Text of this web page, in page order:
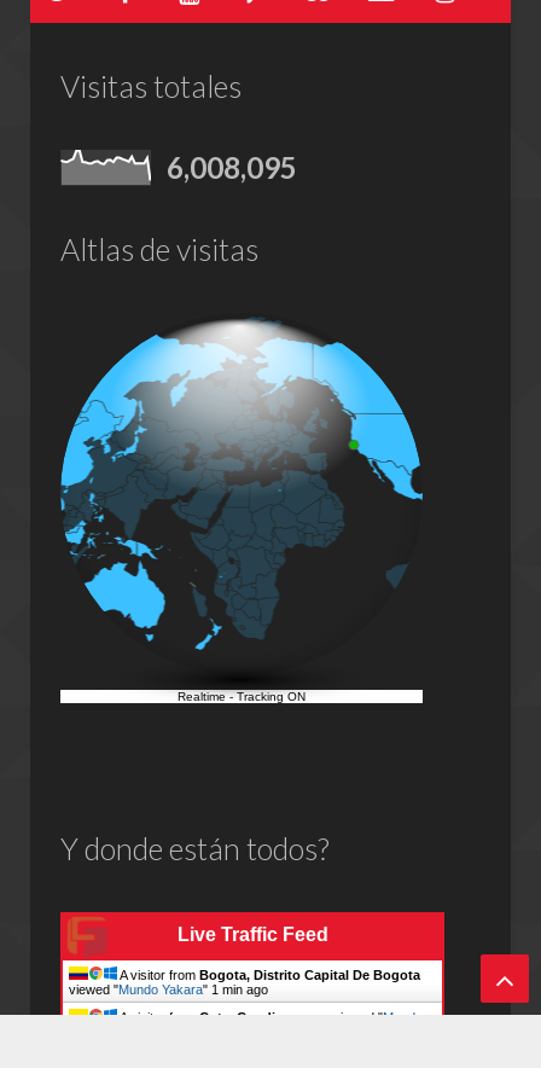
Visitas totales
6,008,095
Altlas de visitas
Realtime-Tracking ON
Y donde están todos?
Live Traffic Feed
A visitor from Bogota, Distrito Capital De Bogota
viewed "Mundo Yakara" 1 min ago
A visitor from Cota, Cundinamarca viewed "Mundo
Vol